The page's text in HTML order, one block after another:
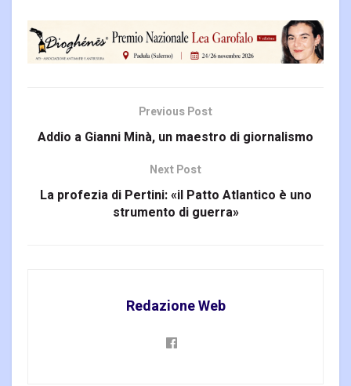
Previous Post
Addio a Gianni Minà, un maestro di giornalismo
Next Post
La profezia di Pertini: «il Patto Atlantico è uno
strumento di guerra»
Redazione Web